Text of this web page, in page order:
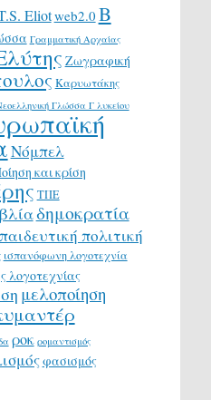
Eliotweb2.0 Β
Γραμματική Αρχαίας
Ζωγραφική
Καρυωτάκης
Γλώσσα Γ λυκείου
Νόμπελ
και κρίση
ΤΠΕ
δημοκρατία
πολιτική
ισπανόφωνη λογοτεχνία
λογοτεχνίας
μελοποίηση
ροκ ρομαντισμός
φασισμός